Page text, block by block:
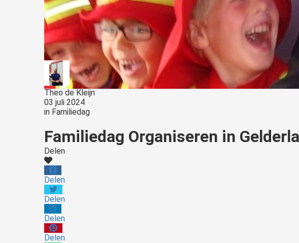
Theo de Kleijn
03 juli 2024
in Familiedag
Familiedag Organiseren in
Delen
Delen
Delen
Delen
Delen